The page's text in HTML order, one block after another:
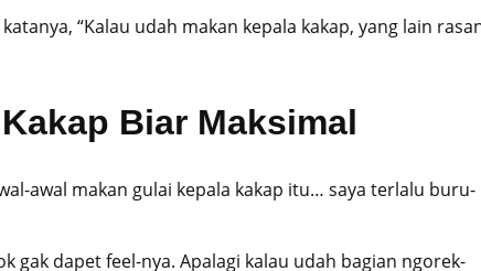
“Kalau udah makan kepala kakap, yang lain
Biar Maksimal
awal makan gulai kepala kakap itu… saya terlalu buru-
gak dapet feel-nya. Apalagi kalau udah bagian ngorek-